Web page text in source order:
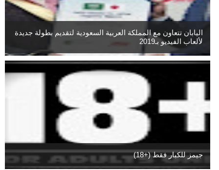
اليابان تتعاون مع المملكة العربية السعودية لتقديم بطولة جديدة
لألعاب الفيديو بـ2019
جيمز للكبار فقط (+18)